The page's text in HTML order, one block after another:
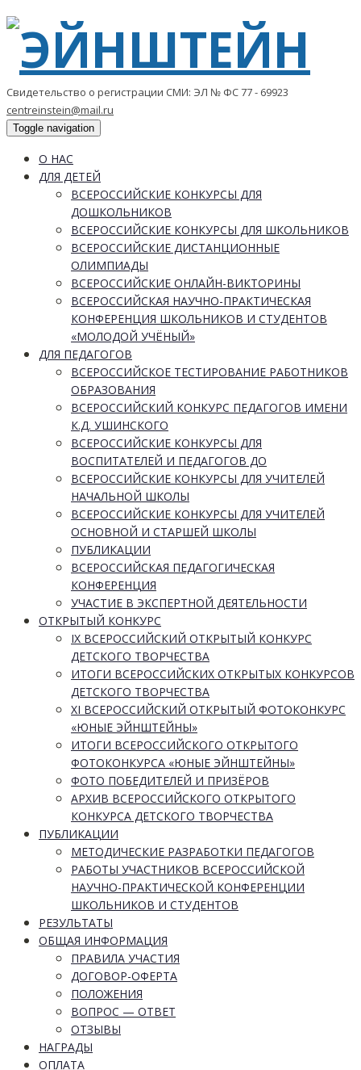
Свидетельство о регистрации СМИ: ЭЛ № ФС 77 - 69923
centreinstein@mail.ru
Toggle navigation
О НАС
ДЛЯ ДЕТЕЙ
ВСЕРОССИЙСКИЕ КОНКУРСЫ ДЛЯ
ДОШКОЛЬНИКОВ
ВСЕРОССИЙСКИЕ КОНКУРСЫ ДЛЯ ШКОЛЬНИКОВ
ВСЕРОССИЙСКИЕ ДИСТАНЦИОННЫЕ
ОЛИМПИАДЫ
ВСЕРОССИЙСКИЕ ОНЛАЙН-ВИКТОРИНЫ
ВСЕРОССИЙСКАЯ НАУЧНО-ПРАКТИЧЕСКАЯ
КОНФЕРЕНЦИЯ ШКОЛЬНИКОВ И СТУДЕНТОВ
«МОЛОДОЙ УЧЁНЫЙ»
ДЛЯ ПЕДАГОГОВ
ВСЕРОССИЙСКОЕ ТЕСТИРОВАНИЕ РАБОТНИКОВ
ОБРАЗОВАНИЯ
ВСЕРОССИЙСКИЙ КОНКУРС ПЕДАГОГОВ ИМЕНИ
К.Д. УШИНСКОГО
ВСЕРОССИЙСКИЕ КОНКУРСЫ ДЛЯ
ВОСПИТАТЕЛЕЙ И ПЕДАГОГОВ ДО
ВСЕРОССИЙСКИЕ КОНКУРСЫ ДЛЯ УЧИТЕЛЕЙ
НАЧАЛЬНОЙ ШКОЛЫ
ВСЕРОССИЙСКИЕ КОНКУРСЫ ДЛЯ УЧИТЕЛЕЙ
ОСНОВНОЙ И СТАРШЕЙ ШКОЛЫ
ПУБЛИКАЦИИ
ВСЕРОССИЙСКАЯ ПЕДАГОГИЧЕСКАЯ
КОНФЕРЕНЦИЯ
УЧАСТИЕ В ЭКСПЕРТНОЙ ДЕЯТЕЛЬНОСТИ
ОТКРЫТЫЙ КОНКУРС
IX ВСЕРОССИЙСКИЙ ОТКРЫТЫЙ КОНКУРС
ДЕТСКОГО ТВОРЧЕСТВА
ИТОГИ ВСЕРОССИЙСКИХ ОТКРЫТЫХ КОНКУРСОВ
ДЕТСКОГО ТВОРЧЕСТВА
XI ВСЕРОССИЙСКИЙ ОТКРЫТЫЙ ФОТОКОНКУРС
«ЮНЫЕ ЭЙНШТЕЙНЫ»
ИТОГИ ВСЕРОССИЙСКОГО ОТКРЫТОГО
ФОТОКОНКУРСА «ЮНЫЕ ЭЙНШТЕЙНЫ»
ФОТО ПОБЕДИТЕЛЕЙ И ПРИЗЁРОВ
АРХИВ ВСЕРОССИЙСКОГО ОТКРЫТОГО
КОНКУРСА ДЕТСКОГО ТВОРЧЕСТВА
ПУБЛИКАЦИИ
МЕТОДИЧЕСКИЕ РАЗРАБОТКИ ПЕДАГОГОВ
РАБОТЫ УЧАСТНИКОВ ВСЕРОССИЙСКОЙ
НАУЧНО-ПРАКТИЧЕСКОЙ КОНФЕРЕНЦИИ
ШКОЛЬНИКОВ И СТУДЕНТОВ
РЕЗУЛЬТАТЫ
ОБЩАЯ ИНФОРМАЦИЯ
ПРАВИЛА УЧАСТИЯ
ДОГОВОР-ОФЕРТА
ПОЛОЖЕНИЯ
ВОПРОС — ОТВЕТ
ОТЗЫВЫ
НАГРАДЫ
ОПЛАТА